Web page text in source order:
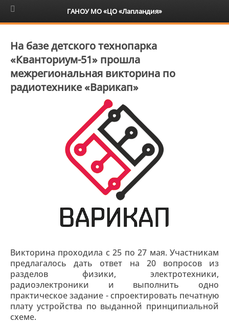
6+
На базе детского технопарка
«Кванториум-51» прошла
межрегиональная викторина по
радиотехнике «Варикап»
Викторина проходила с 25 по 27 мая. Участникам
предлагалось дать ответ на 20 вопросов из
разделов физики, электротехники,
радиоэлектроники и выполнить одно
практическое задание - спроектировать печатную
плату устройства по выданной принципиальной
схеме.
ГАНОУ МО «ЦО «Лапландия»